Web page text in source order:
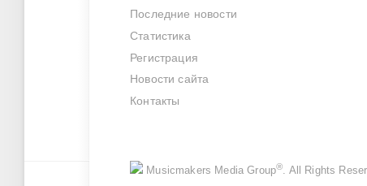
Последние новости
Статистика
Регистрация
Новости сайта
Контакты
Musicmakers Media Group® . All Rights